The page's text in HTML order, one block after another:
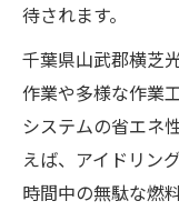
待されます。
千葉県山武郡横芝
作業や多様な作業
システムの省エネ
えば、アイドリン
時間中の無駄な燃